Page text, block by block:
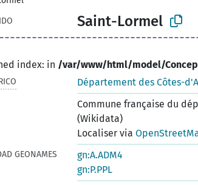
Saint-Lormel
index: in /var/www/html/model/
Département des Côtes-
Commune française du
(Wikidata)
Localiser via
GEONAMES
gn:A.ADM4
gn:P.PPL